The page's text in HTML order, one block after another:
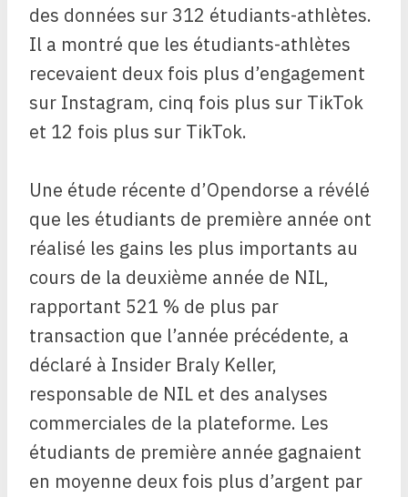
des données sur 312 étudiants-athlètes.
Il a montré que les étudiants-athlètes
recevaient deux fois plus d’engagement
sur Instagram, cinq fois plus sur TikTok
et 12 fois plus sur TikTok.
Une étude récente d’Opendorse a révélé
que les étudiants de première année ont
réalisé les gains les plus importants au
cours de la deuxième année de NIL,
rapportant 521 % de plus par
transaction que l’année précédente, a
déclaré à Insider Braly Keller,
responsable de NIL et des analyses
commerciales de la plateforme. Les
étudiants de première année gagnaient
en moyenne deux fois plus d’argent par